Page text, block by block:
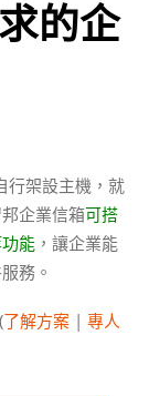
的企
行架設主機，就
企業信箱可搭
能 ，讓企業能
務 。
了解方案 | 專人